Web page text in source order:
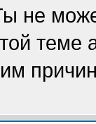
не
теме